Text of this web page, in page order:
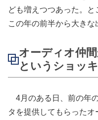
ども増えつつあった。と
この年の前半から大きな
オーディオ仲間
というショッ
4月のある日、前の年
タを提供してもらった